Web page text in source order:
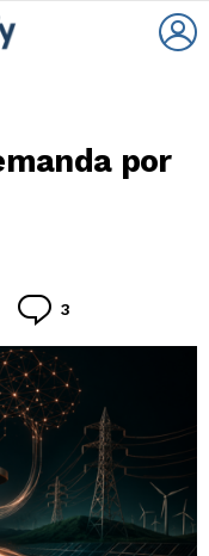
por
3